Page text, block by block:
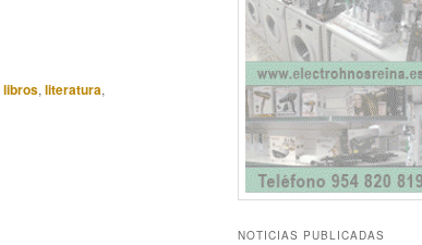
libros, literatura,
NOTICIAS PUBLICADAS